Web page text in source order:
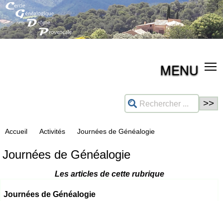
MENU
Accueil Activités Journées de Généalogie
Journées de Généalogie
Les articles de cette rubrique
Journées de Généalogie